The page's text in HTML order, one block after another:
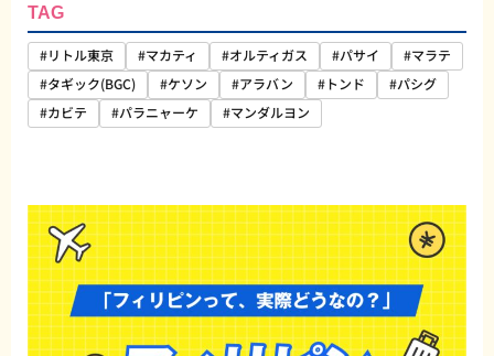
TAG
#リトル東京 #マカティ #オルティガス #パサイ
#マラテ
#タギック(BGC)
#ケソン #アラバン #トンド
#パシグ
#カビテ
#パラニャーケ #マンダルヨン